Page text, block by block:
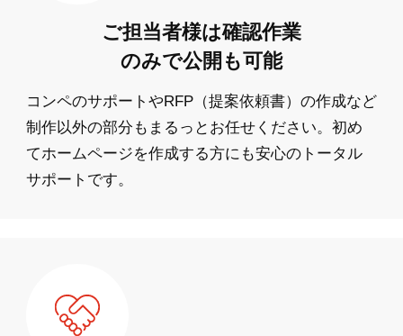
ご担当者様は確認作業
のみで公開も可能
コンペのサポートやRFP（提案依頼書）の作成など
制作以外の部分もまるっとお任せください。初め
てホームページを作成する方にも安心のトータル
サポートです。